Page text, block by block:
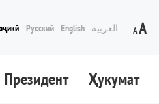
Русский English العربية
Президент Ҳукумат